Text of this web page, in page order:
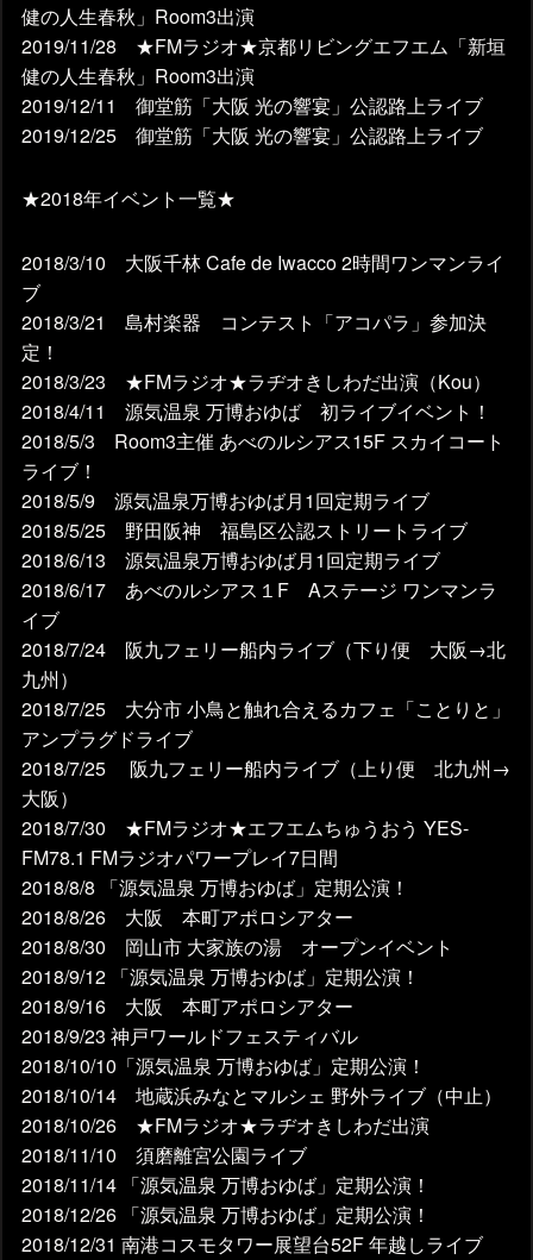
健の人生春秋」Room3出演
2019/11/28 ★FMラジオ★京都リビングエフエム「新垣
健の人生春秋」Room3出演
2019/12/11 御堂筋「大阪 光の響宴」公認路上ライブ
2019/12/25 御堂筋「大阪 光の響宴」公認路上ライブ
★2018年イベント一覧★
2018/3/10 大阪千林 Cafe de Iwacco 2時間ワンマンライ
ブ
2018/3/21 島村楽器 コンテスト「アコパラ」参加決
定！
2018/3/23 ★FMラジオ★ラヂオきしわだ出演（Kou）
2018/4/11 源気温泉 万博おゆば 初ライブイベント！
2018/5/3 Room3主催 あべのルシアス15F スカイコート
ライブ！
2018/5/9 源気温泉万博おゆば月1回定期ライブ
2018/5/25 野田阪神 福島区公認ストリートライブ
2018/6/13 源気温泉万博おゆば月1回定期ライブ
2018/6/17 あべのルシアス１F Aステージ ワンマンラ
イブ
2018/7/24 阪九フェリー船内ライブ（下り便 大阪→北
九州）
2018/7/25 大分市 小鳥と触れ合えるカフェ「ことりと」
アンプラグドライブ
2018/7/25 阪九フェリー船内ライブ（上り便 北九州→
大阪）
2018/7/30 ★FMラジオ★エフエムちゅうおう YES-
FM78.1 FMラジオパワープレイ7日間
2018/8/8 「源気温泉 万博おゆば」定期公演！
2018/8/26 大阪 本町アポロシアター
2018/8/30 岡山市 大家族の湯 オープンイベント
2018/9/12 「源気温泉 万博おゆば」定期公演！
2018/9/16 大阪 本町アポロシアター
2018/9/23 神戸ワールドフェスティバル
2018/10/10「源気温泉 万博おゆば」定期公演！
2018/10/14 地蔵浜みなとマルシェ 野外ライブ（中止）
2018/10/26 ★FMラジオ★ラヂオきしわだ出演
2018/11/10 須磨離宮公園ライブ
2018/11/14 「源気温泉 万博おゆば」定期公演！
2018/12/26 「源気温泉 万博おゆば」定期公演！
2018/12/31 南港コスモタワー展望台52F 年越しライブ